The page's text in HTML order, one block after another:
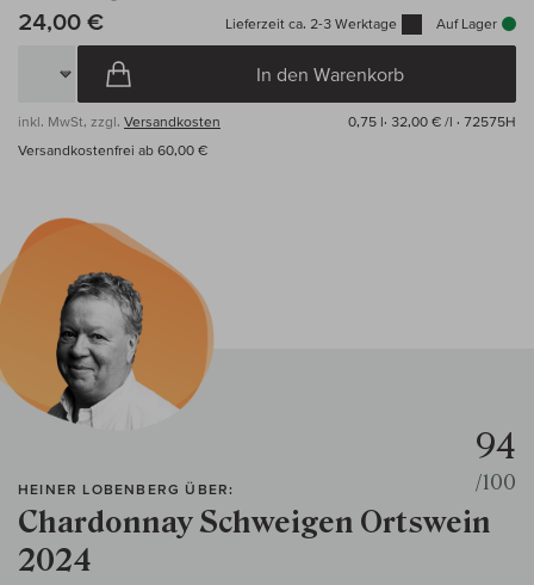
24,00 € Lieferzeit ca. 2-3 Werktage Auf Lager
In den Warenkorb
inkl. MwSt, zzgl. Versandkosten 0,75 l· 32,00 € /l · 72575H
Versandkostenfrei ab 60,00 €
HEINER LOBENBERG ÜBER:
Chardonnay Schweigen Ortswein
2024
94
/100